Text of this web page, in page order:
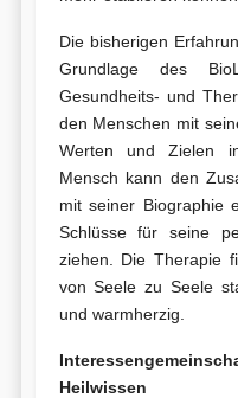
Die bisherigen
Grundlage des
Gesundheits- und
den Menschen mit
Werten und Zielen
Mensch kann den
mit seiner Biographie
Schlüsse für seine
ziehen. Die Therapie
von Seele zu Seele
und warmherzig.
Heilwissen